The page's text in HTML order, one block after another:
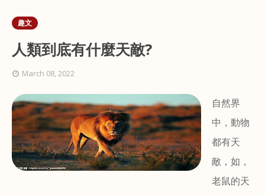
趣文
人類到底有什麼天敵?
March 08, 2022
自然界
中，動物
都有天
敵，如，
老鼠的天